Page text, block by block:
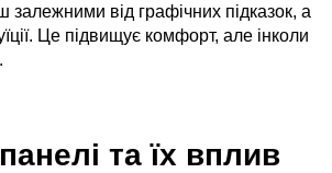
залежними від графічних підказок, а
Це підвищує комфорт, але інколи
та їх вплив